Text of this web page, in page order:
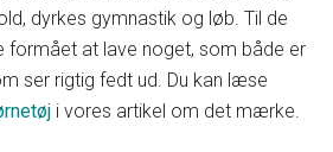
dyrkes gymnastik og løb. Til de
formået at lave noget, som både er
ser rigtig fedt ud. Du kan læse
i vores artikel om det mærke.